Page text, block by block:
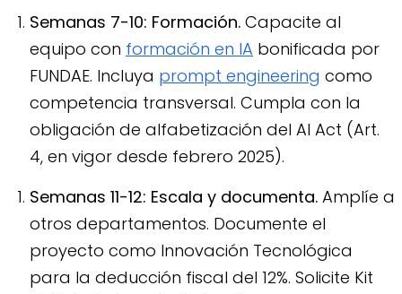
Semanas 7-10: Formación. Capacite al
equipo con formación en IA bonificada por
FUNDAE. Incluya prompt engineering como
competencia transversal. Cumpla con la
obligación de alfabetización del AI Act (Art.
4, en vigor desde febrero 2025).
Semanas 11-12: Escala y documenta. Amplíe a
otros departamentos. Documente el
proyecto como Innovación Tecnológica
para la deducción fiscal del 12%. Solicite Kit